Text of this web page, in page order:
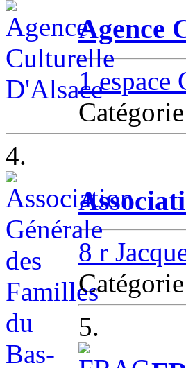
Agence
1 espace
4.
8 r
5.